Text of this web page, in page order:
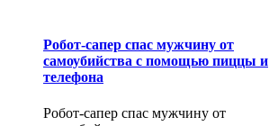
Робот-сапер спас мужчину от
самоубийства с помощью пиццы и
телефона
Робот-сапер спас мужчину от